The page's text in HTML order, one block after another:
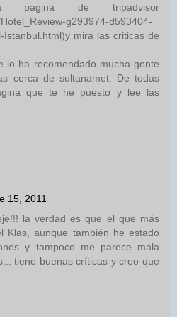
de tripadvisor
g293974-d593404-
Istanbul.html)y mira las criticas de
lo ha recomendado mucha gente
cerca de sultanamet. De todas
que te he puesto y lee las
15, 2011
la verdad es que el que más
Klas, aunque también he estado
y tampoco me parece mala
tiene buenas críticas y creo que